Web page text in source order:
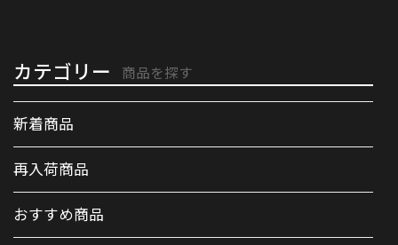
カテゴリー 商品を探す
新着商品
再入荷商品
おすすめ商品